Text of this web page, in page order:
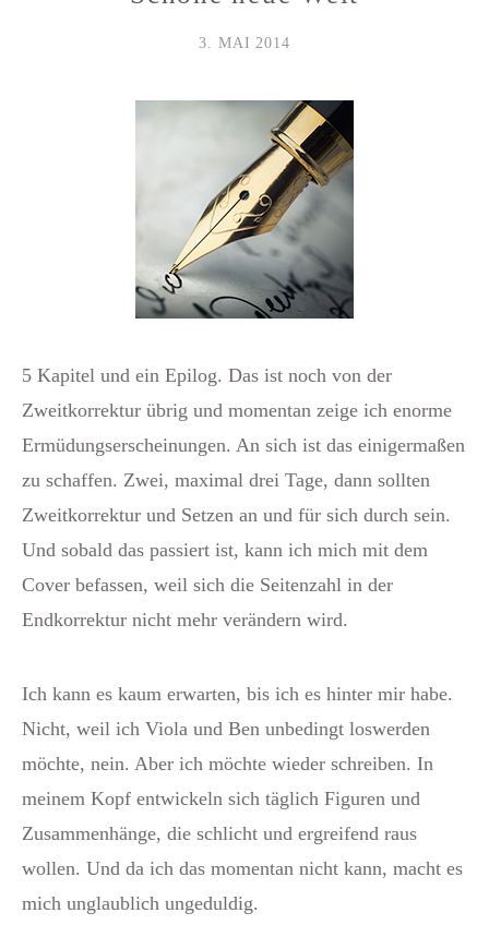
3. MAI 2014
5 Kapitel und ein Epilog. Das ist noch von der
Zweitkorrektur übrig und momentan zeige ich enorme
Ermüdungserscheinungen. An sich ist das einigermaßen
zu schaffen. Zwei, maximal drei Tage, dann sollten
Zweitkorrektur und Setzen an und für sich durch sein.
Und sobald das passiert ist, kann ich mich mit dem
Cover befassen, weil sich die Seitenzahl in der
Endkorrektur nicht mehr verändern wird.
Ich kann es kaum erwarten, bis ich es hinter mir habe.
Nicht, weil ich Viola und Ben unbedingt loswerden
möchte, nein. Aber ich möchte wieder schreiben. In
meinem Kopf entwickeln sich täglich Figuren und
Zusammenhänge, die schlicht und ergreifend raus
wollen. Und da ich das momentan nicht kann, macht es
mich unglaublich ungeduldig.